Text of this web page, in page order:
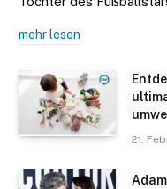
mehr lesen
21.